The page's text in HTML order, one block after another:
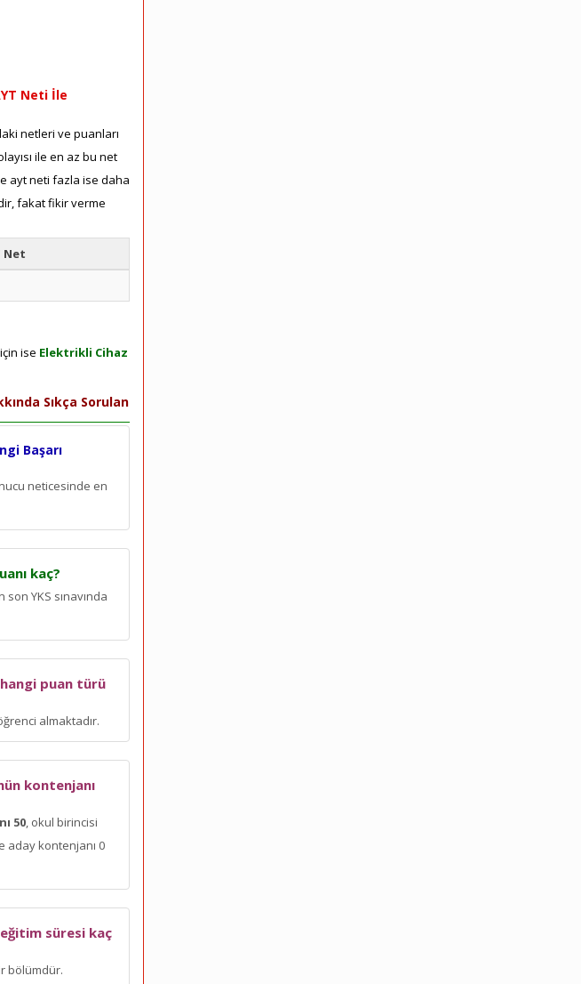
Neti İle
netleri ve puanları
ile en az bu net
ayt neti fazla ise daha
fakat fikir verme
Net
ise Elektrikli Cihaz
Sıkça Sorulan
Başarı
neticesinde en
kaç?
YKS sınavında
puan türü
almaktadır.
kontenjanı
50, okul birincisi
aday kontenjanı 0
süresi kaç
bölümdür.